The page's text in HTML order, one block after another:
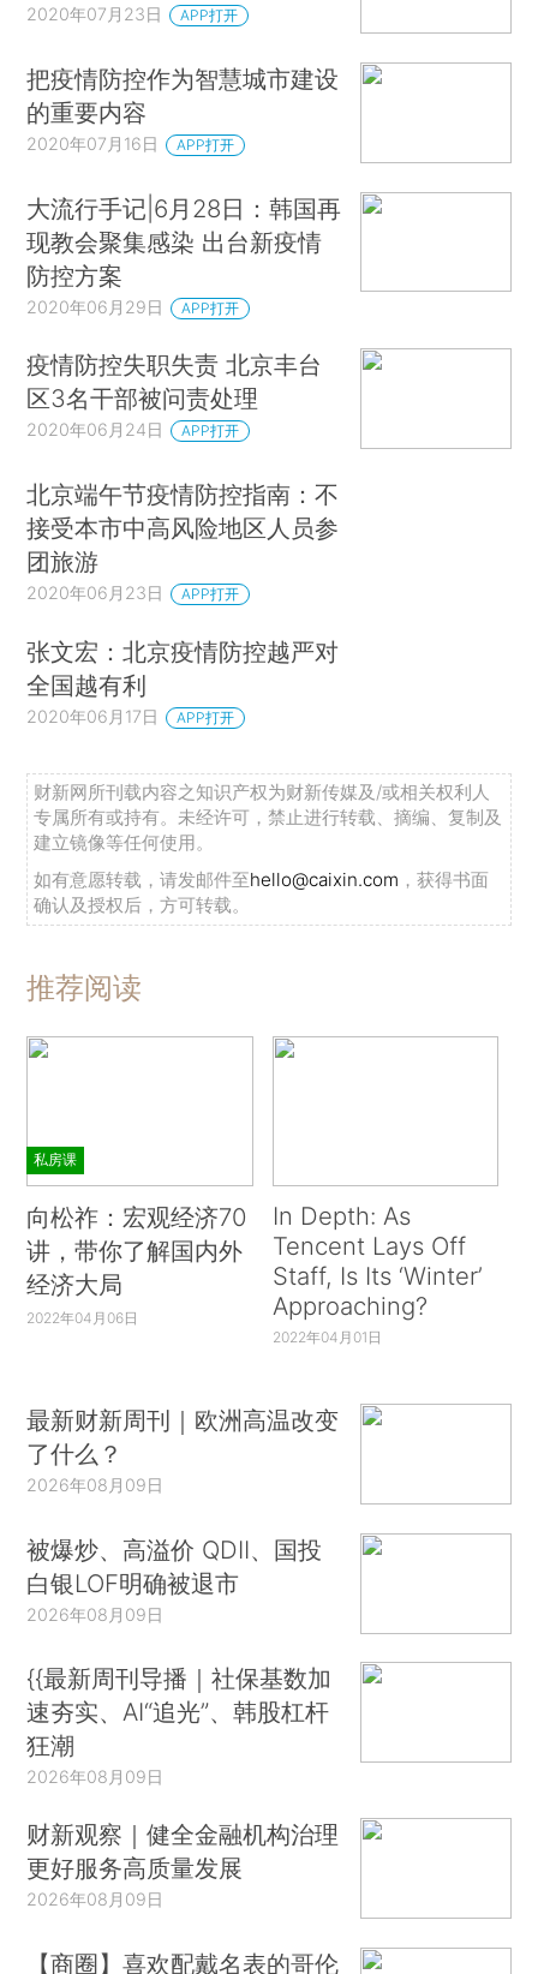
2020年07月23日 APP打开
把疫情防控作为智慧城市建设
的重要内容
2020年07月16日 APP打开
大流行手记|6月28日：韩国再
现教会聚集感染 出台新疫情
防控方案
2020年06月29日 APP打开
疫情防控失职失责 北京丰台
区3名干部被问责处理
2020年06月24日 APP打开
北京端午节疫情防控指南：不
接受本市中高风险地区人员参
团旅游
2020年06月23日 APP打开
张文宏：北京疫情防控越严对
全国越有利
2020年06月17日 APP打开
财新网所刊载内容之知识产权为财新传媒及/或相关权利人
专属所有或持有。未经许可，禁止进行转载、摘编、复制及
建立镜像等任何使用。
如有意愿转载，请发邮件至hello@caixin.com ，获得书面
确认及授权后，方可转载。
推荐阅读
私房课
向松祚：宏观经济70
讲，带你了解国内外
经济大局
2022年04月06日
In Depth: As
Tencent Lays Off
Staff, Is Its ‘Winter’
Approaching?
2022年04月01日
最新财新周刊｜欧洲高温改变
了什么？
2026年08月09日
被爆炒、高溢价 QDII、国投
白银LOF明确被退市
2026年08月09日
{{最新周刊导播｜社保基数加
速夯实、AI“追光”、韩股杠杆
狂潮
2026年08月09日
财新观察｜健全金融机构治理
更好服务高质量发展
2026年08月09日
【商圈】喜欢配戴名表的哥伦